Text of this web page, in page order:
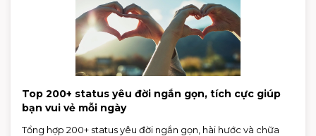
Top 200+ status yêu đời ngắn gọn, tích cực giúp
bạn vui vẻ mỗi ngày
Tổng hợp 200+ status yêu đời ngắn gọn, hài hước và chữa